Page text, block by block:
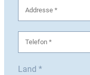
Land *